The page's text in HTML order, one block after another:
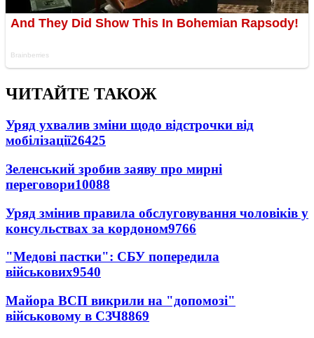
ЧИТАЙТЕ ТАКОЖ
Уряд ухвалив зміни щодо відстрочки від
мобілізації26425
Зеленський зробив заяву про мирні
переговори10088
Уряд змінив правила обслуговування чоловіків у
консульствах за кордоном9766
"Медові пастки": СБУ попередила
військових9540
Майора ВСП викрили на "допомозі"
військовому в СЗЧ8869